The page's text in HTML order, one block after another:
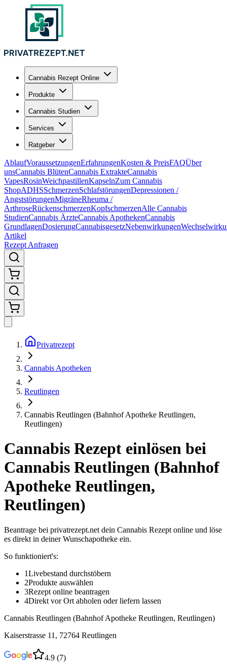
Cannabis Rezept Online
Produkte
Cannabis Studien
Services
Ratgeber
AblaufVoraussetzungenErfahrungenKosten & PreisFAQÜber
unsCannabis BlütenCannabis ExtrakteCannabis
VapesRosinWeichpastillenKapselnZum Cannabis
ShopADHSSchmerzenSchlafstörungenDepressionen /
AngststörungenMigräneRheuma /
ArthroseRückenschmerzenKopfschmerzenAlle Cannabis
StudienCannabis ÄrzteCannabis ApothekenCannabis
GrundlagenDosierungCannabisgesetzNebenwirkungen
Artikel
Rezept Anfragen
Privatrezept
Cannabis Apotheken
Reutlingen
Cannabis Reutlingen (Bahnhof Apotheke Reutlingen,
Reutlingen)
Cannabis Rezept einlösen bei
Cannabis Reutlingen (Bahnhof
Apotheke Reutlingen,
Reutlingen)
Beantrage bei privatrezept.net dein Cannabis Rezept online und löse
es direkt in deiner Wunschapotheke ein.
So funktioniert's:
1Livebestand durchstöbern
2Produkte auswählen
3Rezept online beantragen
4Direkt vor Ort abholen oder liefern lassen
Cannabis Reutlingen (Bahnhof Apotheke Reutlingen, Reutlingen)
Kaiserstrasse 11, 72764 Reutlingen
4.9 (7)